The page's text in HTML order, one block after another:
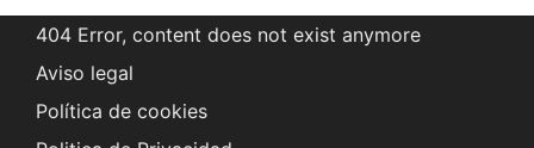
404 Error, content does not exist anymore
Aviso legal
Política de cookies